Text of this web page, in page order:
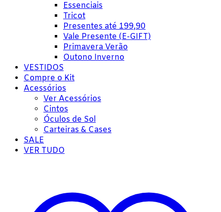
Essenciais
Tricot
Presentes até 199,90
Vale Presente (E-GIFT)
Primavera Verão
Outono Inverno
VESTIDOS
Compre o Kit
Acessórios
Ver Acessórios
Cintos
Óculos de Sol
Carteiras & Cases
SALE
VER TUDO